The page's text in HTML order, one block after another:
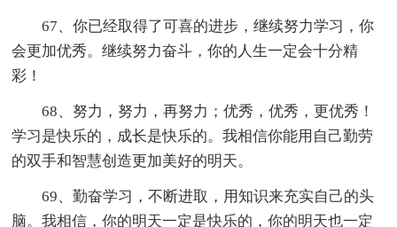
67、你已经取得了可喜的进步，继续努力学习，你
会更加优秀。继续努力奋斗，你的人生一定会十分精
彩！
68、努力，努力，再努力；优秀，优秀，更优秀！
学习是快乐的，成长是快乐的。我相信你能用自己勤劳
的双手和智慧创造更加美好的明天。
69、勤奋学习，不断进取，用知识来充实自己的头
脑。我相信，你的明天一定是快乐的，你的明天也一定